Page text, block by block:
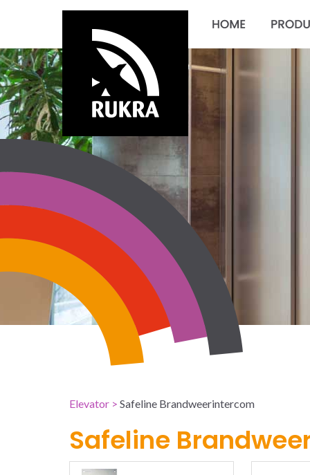
Elevator > Safeline Brandweerintercom
Safeline